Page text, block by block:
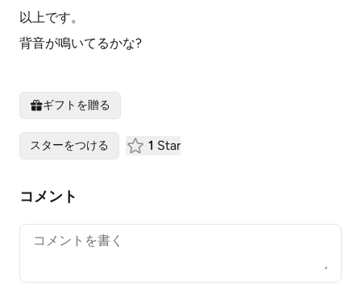
以上です。
背音が鳴いてるかな?
ギフトを贈る
スターをつける 1 Star
コメント
Your comment